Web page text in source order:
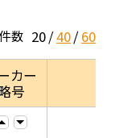
数 20 40 60
カー
号